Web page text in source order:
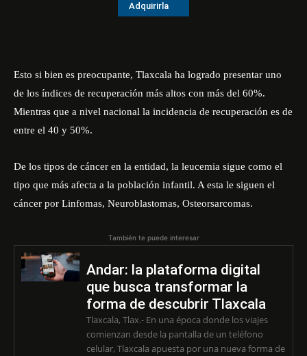
Adquirirla
Esto si bien es preocupante, Tlaxcala ha logrado presentar uno
de los índices de recuperación más altos con más del 60%.
Mientras que a nivel nacional la incidencia de recuperación es de
entre el 40 y 50%.
De los tipos de cáncer en la entidad, la leucemia sigue como el
tipo que más afecta a la población infantil. A esta le siguen el
cáncer por Linfomas, Neuroblastomas, Osteorsarcomas.
También te puede interesar
Andar: la plataforma digital
que busca transformar la
forma de descubrir Tlaxcala
Tlaxcala, Tlax.- En una época donde los viajes
comienzan desde la pantalla de un teléfono
celular, Tlaxcala apuesta por una nueva forma de